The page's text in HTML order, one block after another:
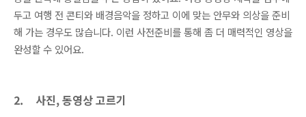
두고 여행 전 콘티와 배경음악을 정하고 이에 맞는 안무와 의상을 준비
해 가는 경우도 많습니다. 이런 사전준비를 통해 좀 더 매력적인 영상을
완성할 수 있어요.
2. 사진, 동영상 고르기